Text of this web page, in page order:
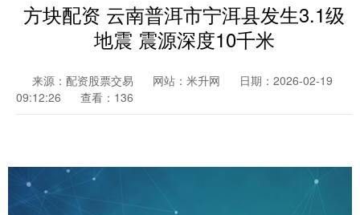
方块配资 云南普洱市宁洱县发生3.1级
地震 震源深度10千米
来源：配资股票交易 网站：米升网
日期：2026-02-19
09:12:26
查看：136